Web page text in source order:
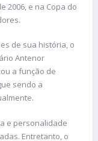
2006, e na Copa do
de sua história, o
Antenor
a função de
sendo a
e personalidade
Entretanto, o